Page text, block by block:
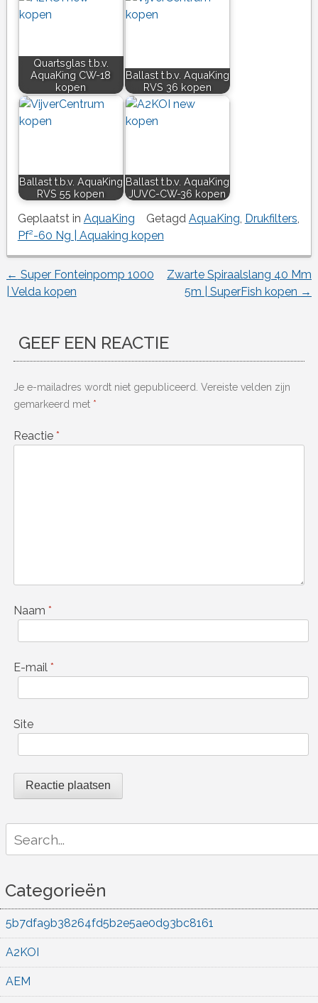
Quartsglas t.b.v.
AquaKing CW-18
kopen
Ballast t.b.v. AquaKing
RVS 36 kopen
Ballast t.b.v. AquaKing
RVS 55 kopen
Ballast t.b.v. AquaKing
JUVC-CW-36 kopen
Geplaatst in AquaKing Getagd AquaKing Drukfilters
Pf²-60 Ng | Aquaking kopen
Berichtnavigatie
← Super Fonteinpomp 1000
| Velda kopen
Zwarte Spiraalslang 40 Mm
5m | SuperFish kopen →
GEEF EEN REACTIE
Je e-mailadres wordt niet gepubliceerd. Vereiste velden zijn
gemarkeerd met *
Reactie *
Naam *
E-mail *
Site
for:
Categorieën
5b7dfa9b38264fd5b2e5ae0d93bc8161
A2KOI
AEM